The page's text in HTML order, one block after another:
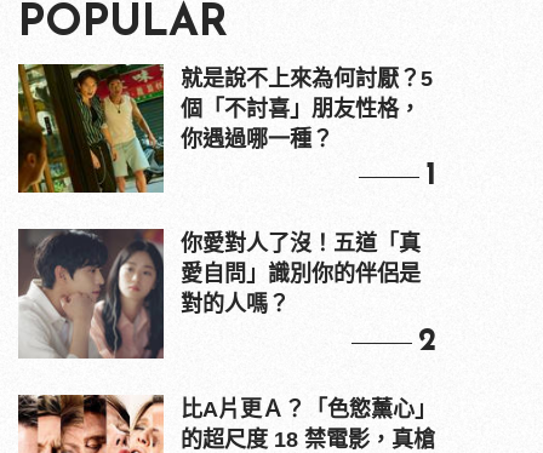
POPULAR
就是說不上來為何討厭？5
個「不討喜」朋友性格，
你遇過哪一種？
1
你愛對人了沒！五道「真
愛自問」識別你的伴侶是
對的人嗎？
2
比A片更Ａ？「色慾薰心」
的超尺度 18 禁電影，真槍